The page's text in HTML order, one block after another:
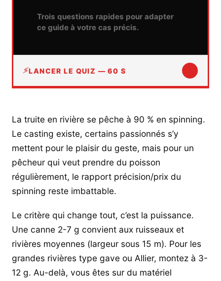
Trois questions rapides pour adapter
ce guide à votre cas précis.
LANCER LE QUIZ — 60 S
La truite en rivière se pêche à 90 % en spinning.
Le casting existe, certains passionnés s’y
mettent pour le plaisir du geste, mais pour un
pêcheur qui veut prendre du poisson
régulièrement, le rapport précision/prix du
spinning reste imbattable.
Le critère qui change tout, c’est la puissance.
Une canne 2-7 g convient aux ruisseaux et
rivières moyennes (largeur sous 15 m). Pour les
grandes rivières type gave ou Allier, montez à 3-
12 g. Au-delà, vous êtes sur du matériel